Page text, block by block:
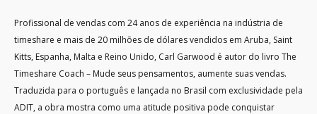
Profissional de vendas com 24 anos de experiência na indústria de
timeshare e mais de 20 milhões de dólares vendidos em Aruba, Saint
Kitts, Espanha, Malta e Reino Unido, Carl Garwood é autor do livro The
Timeshare Coach – Mude seus pensamentos, aumente suas vendas.
Traduzida para o português e lançada no Brasil com exclusividade pela
ADIT, a obra mostra como uma atitude positiva pode conquistar